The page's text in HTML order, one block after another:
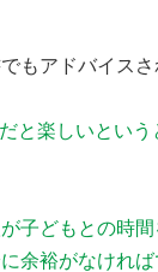
もアドバイスさ
と楽しいとい
子どもとの時
余裕がなければ